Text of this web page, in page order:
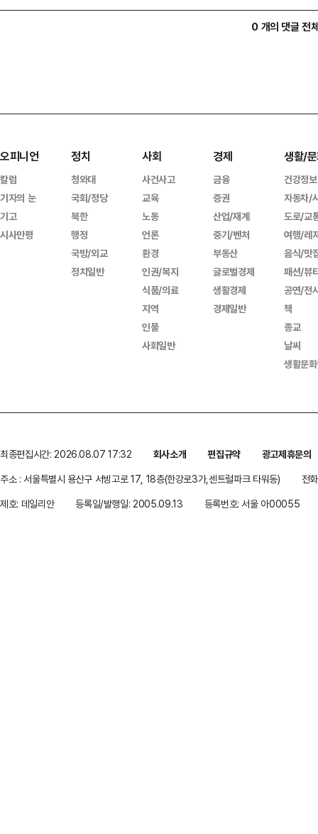
0 개의 댓글 전
오피니언
칼럼
기자의 눈
기고
시사만평
정치
청와대
국회/정당
북한
행정
국방/외교
정치일반
사회
사건사고
교육
노동
언론
환경
인권/복지
식품/의료
지역
인물
사회일반
경제
금융
증권
산업/재계
중기/벤처
부동산
글로벌경제
생활경제
경제일반
생활/
건강정보
자동차/
도로/교
여행/레
음식/맛
패션/뷰
공연/전
책
종교
날씨
생활문
최종편집시간: 2026.08.07 17:32 회사소개 편집규약
광고제휴문의
주소 : 서울특별시 용산구 서빙고로 17, 18층(한강로3가,센트럴파크 타워동)
전
제호: 데일리안
등록일/발행일: 2005.09.13 등록번호: 서울 아00055